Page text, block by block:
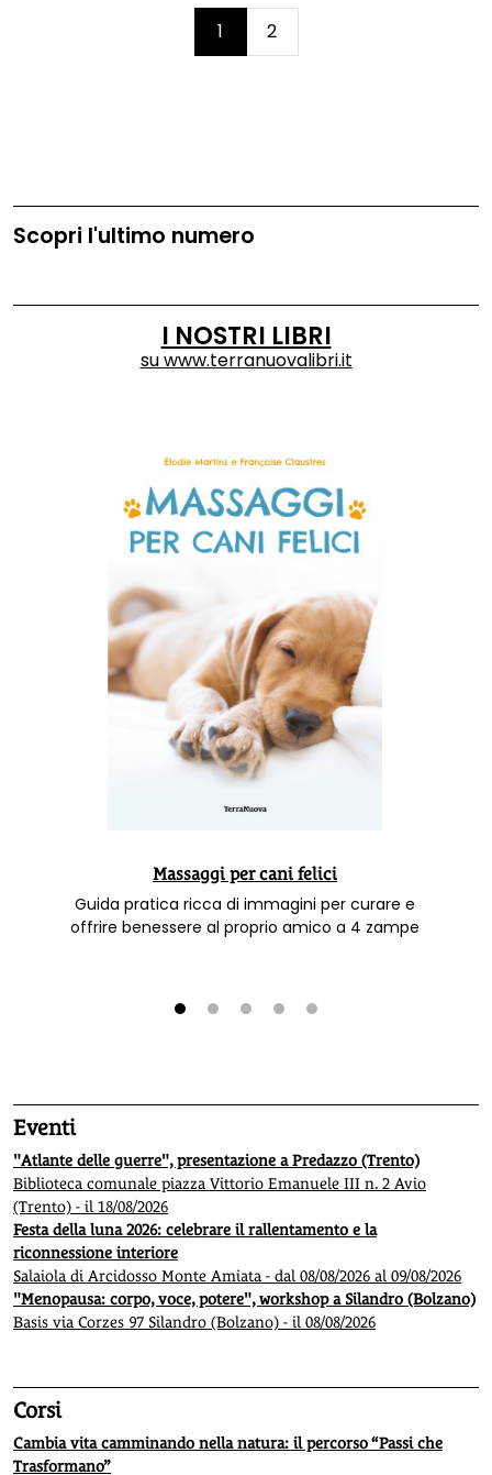
Affrettati... l'offerta termina oggi!
Page
navigation
Current
1 Page
2
Scopri l'ultimo numero
I NOSTRI LIBRI
suwww.terranuovalibri.it
Massaggi per cani felici
Guida pratica ricca di immagini per curare e
offrire benessere al proprio amico a 4 zampe
Eventi
"Atlante delle guerre", presentazione a Predazzo (Trento)
Biblioteca comunale piazza Vittorio Emanuele III n. 2 Avio
(Trento) - il 18/08/2026
Festa della luna 2026: celebrare il rallentamento e la
riconnessione interiore
Salaiola di Arcidosso Monte Amiata - dal 08/08/2026 al 09/08/2026
"Menopausa: corpo, voce, potere", workshop a Silandro (Bolzano)
Basis via Corzes 97 Silandro (Bolzano) - il 08/08/2026
Corsi
Cambia vita camminando nella natura: il percorso “Passi che
Trasformano”